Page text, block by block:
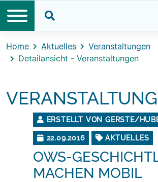
Home Aktuelles
Veranstaltungen
Detailansicht - Veranstaltungen
ERSTELLT VON GERSTE/
22.09.2016 AKTUELLES
OWS-
MACHEN MOBIL